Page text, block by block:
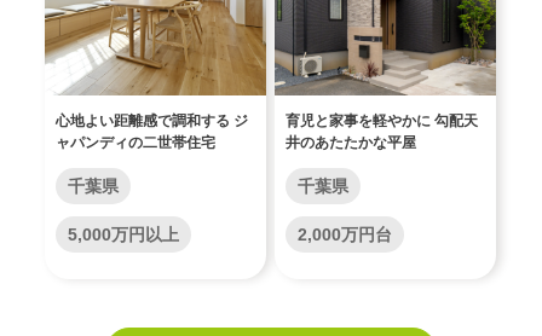
心地よい距離感で調和する ジ
ャパンディの二世帯住宅
千葉県
5,000万円以上
育児と家事を軽やかに 勾配天
井のあたたかな平屋
千葉県
2,000万円台